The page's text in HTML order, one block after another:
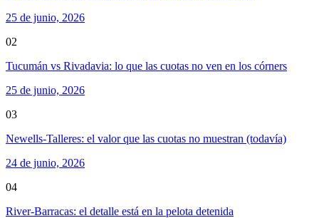
25 de junio, 2026
02
Tucumán vs Rivadavia: lo que las cuotas no ven en los córners
25 de junio, 2026
03
Newells-Talleres: el valor que las cuotas no muestran (todavía)
24 de junio, 2026
04
River-Barracas: el detalle está en la pelota detenida